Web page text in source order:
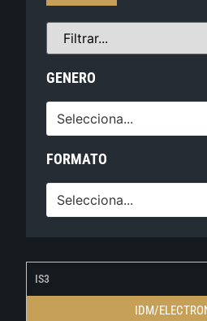
GENERO
Selecciona...
FORMATO
Selecciona...
IS3
IDM/